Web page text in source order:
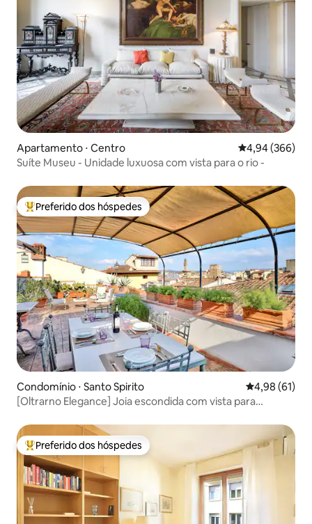
Apartamento ⋅ Centro 4,94 de uma
4,94 (366)
Suíte Museu - Unidade luxuosa com vista para o rio -
Entre os melhores preferidos dos hóspedes
Preferido dos hóspedes
Condomínio ⋅ Santo Spirito 4,98 de uma
4,98 (61)
[Oltrarno Elegance] Joia escondida com vista para
Entre os melhores preferidos dos hóspedes
Preferido dos hóspedes